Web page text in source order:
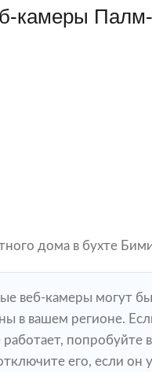
камеры
дома в бухте
веб-камеры могут
в вашем регионе.
работает, попробуйте
его, если он